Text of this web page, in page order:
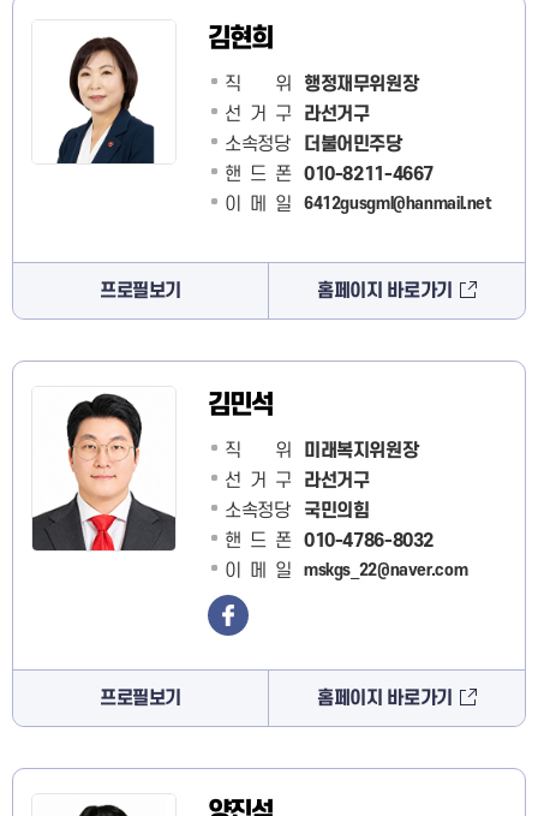
김현희
직 위행정재무위원장
선거구
라선거구
소속정당
더불어민주당
핸드폰 010-8211-4667
이메일
6412gusgml@hanmail.net
프로필보기 홈페이지 바로가기
김민석
직 위 미래복지위원장
선거구
라선거구
소속정당
국민의힘
핸드폰 010-4786-8032
이메일
mskgs_22@naver.com
프로필보기 홈페이지 바로가기